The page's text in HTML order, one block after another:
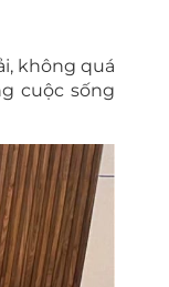
không quá
cuộc sống